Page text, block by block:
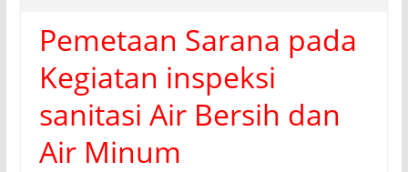
Pemetaan Sarana pada
Kegiatan inspeksi
sanitasi Air Bersih dan
Air Minum